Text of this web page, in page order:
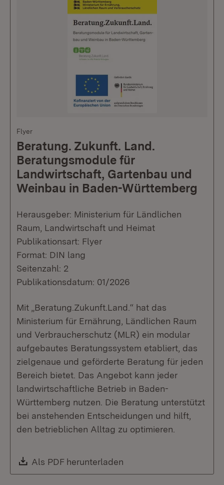
Flyer
Beratung. Zukunft. Land.
Beratungsmodule für
Landwirtschaft, Gartenbau und
Weinbau in Baden-Württemberg
Herausgeber: Ministerium für Ländlichen
Raum, Landwirtschaft und Heimat
Publikationsart: Flyer
Format: DIN lang
Seitenzahl: 2
Publikationsdatum: 01/2026
Mit „Beratung.Zukunft.Land.“ hat das
Ministerium für Ernährung, Ländlichen Raum
und Verbraucherschutz (MLR) ein modular
aufgebautes Beratungssystem etabliert, das
zielgenaue und geförderte Beratung für jeden
Bereich bietet. Das Angebot kann jeder
landwirtschaftliche Betrieb in Baden-
Württemberg nutzen. Die Beratung unterstützt
bei anstehenden Entscheidungen und hilft,
den betrieblichen Alltag zu optimieren.
Download:
Als PDF herunterladen